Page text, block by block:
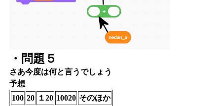
・問題５
さあ今度は何と言うでしょう
予想
100 20 １20 10020 そのほか